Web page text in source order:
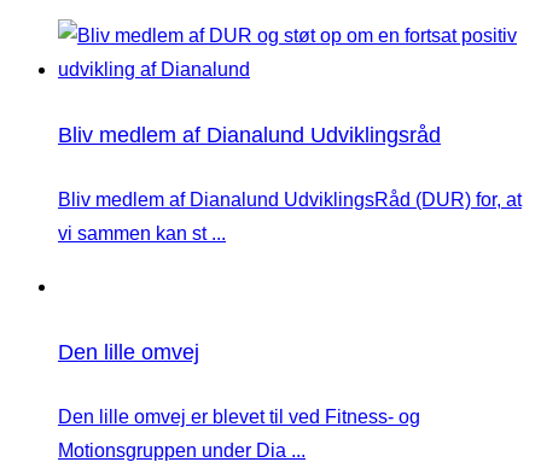
Bliv medlem af Dianalund Udviklingsråd
Bliv medlem af Dianalund UdviklingsRåd (DUR) for, at
vi sammen kan st ...
Den lille omvej
Den lille omvej er blevet til ved Fitness- og
Motionsgruppen under Dia ...